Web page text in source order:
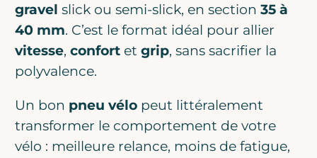
gravel slick ou semi-slick, en section35 à
40 mm. C’est le format idéal pour allier
vitesse,confort etgrip, sans sacrifier la
polyvalence.
Un bon pneu vélo peut littéralement
transformer le comportement de votre
vélo : meilleure relance, moins de fatigue,